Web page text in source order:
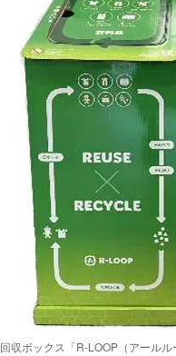
回収ボックス「R-LOOP（アールル